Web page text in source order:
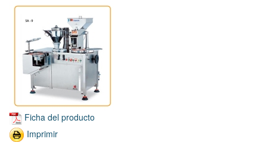
Ficha del producto
Imprimir